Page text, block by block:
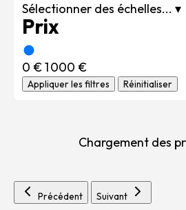
Sélectionner des échelles... ▾
Prix
0 €1 000 €
Appliquer les filtres Réinitialiser
Chargement des
Précédent Suivant